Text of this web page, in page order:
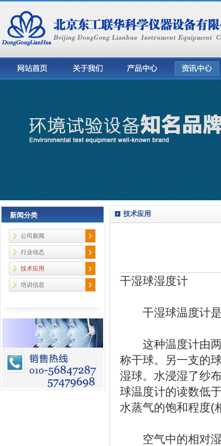
新闻分类
公司新闻
行业动态
技术应用
培训信息
技术应用
干湿球湿度计
干湿球温度计是
这种温度计由两
称干球。另一支的
湿球。水浸湿了纱
球温度计的读数低
水蒸气的饱和程度(
空气中的相对湿